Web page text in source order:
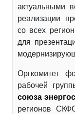
актуальными
реализации
со всех
для
Оргкомитет
рабочей
союза
регионов